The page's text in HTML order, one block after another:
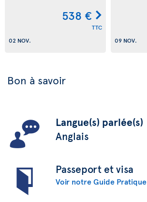
538 €
TTC
02 NOV.
09 NOV.
Bon à savoir
Langue(s) parlée(s)
Anglais
Passeport et visa
Voir notre Guide Pratique